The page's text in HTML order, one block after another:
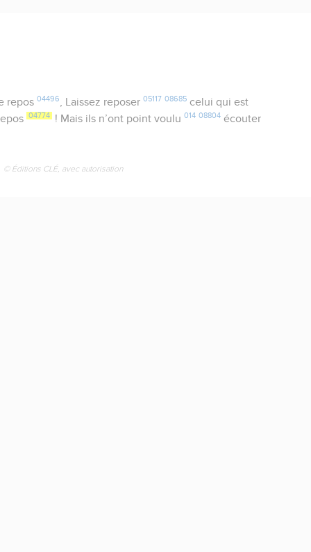
repos 04496 , Laissez reposer 05117 08685celui qui est
04774 ! Mais ils n’ont point voulu014 08804 écouter
© Éditions CLÉ, avec autorisation